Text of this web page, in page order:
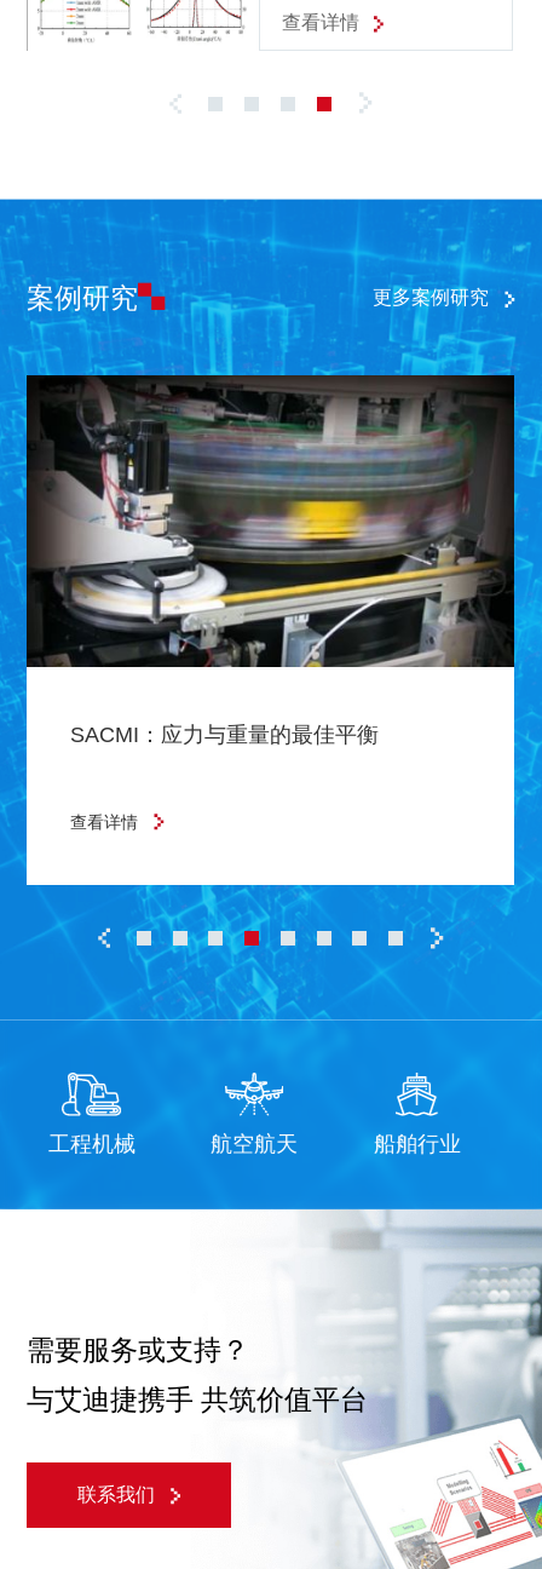
在不同过量空气系数
工况下燃烧特性的数
值模拟研究
查看详情
案例研究 更多案例研究
SACMI：应力与重量的最佳平衡
查看详情
航空航天 船舶行业 医疗健康
需要服务或支持？
与艾迪捷携手 共筑价值平台
联系我们